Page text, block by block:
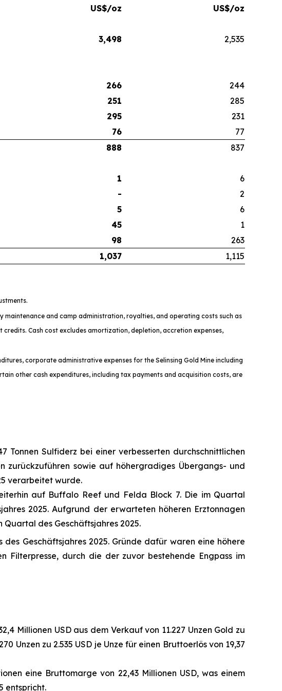
US$/oz US$/oz
3,498 2,535
266
244
251
285
295
231
76
77
888 837
1
6
-
2
5
6
45
1
98
263
1,037 1,115
and camp administration, royalties, and operating costs such as
Cash cost excludes amortization, depletion, accretion expenses,
corporate administrative expenses for the Selinsing Gold Mine including
other cash expenditures, including tax payments and acquisition costs, are
Tonnen Sulfiderz bei einer verbesserten durchschnittlichen
zurückzuführen sowie auf höhergradiges Übergangs- und
verarbeitet wurde.
auf Buffalo Reef und Felda Block 7. Die im Quartal
2025. Aufgrund der erwarteten höheren Erztonnagen
Quartal des Geschäftsjahres 2025.
Geschäftsjahres 2025. Gründe dafür waren eine höhere
Filterpresse, durch die der zuvor bestehende Engpass im
Millionen USD aus dem Verkauf von 11.227 Unzen Gold zu
Unzen zu 2.535 USD je Unze für einen Bruttoerlös von 19,37
eine Bruttomarge von 22,43 Millionen USD, was einem
entspricht.